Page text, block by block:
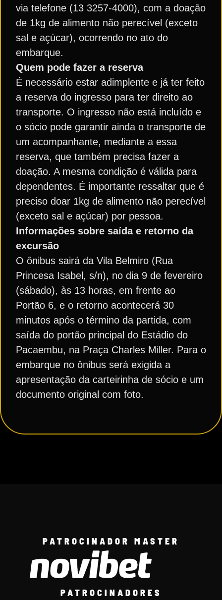
via telefone (13 3257-4000), com a doação
de 1kg de alimento não perecível (exceto
sal e açúcar), ocorrendo no ato do
embarque.
Quem pode fazer a reserva
É necessário estar adimplente e já ter feito
a reserva do ingresso para ter direito ao
transporte. O ingresso não está incluído e
o sócio pode garantir ainda o transporte de
um acompanhante, mediante a essa
reserva, que também precisa fazer a
doação. A mesma condição é válida para
dependentes. É importante ressaltar que é
preciso doar 1kg de alimento não perecível
(exceto sal e açúcar) por pessoa.
Informações sobre saída e retorno da
excursão
O ônibus sairá da Vila Belmiro (Rua
Princesa Isabel, s/n), no dia 9 de fevereiro
(sábado), às 13 horas, em frente ao
Portão 6, e o retorno acontecerá 30
minutos após o término da partida, com
saída do portão principal do Estádio do
Pacaembu, na Praça Charles Miller. Para o
embarque no ônibus será exigida a
apresentação da carteirinha de sócio e um
documento original com foto.
PATROCINADOR MASTER
PATROCINADORES